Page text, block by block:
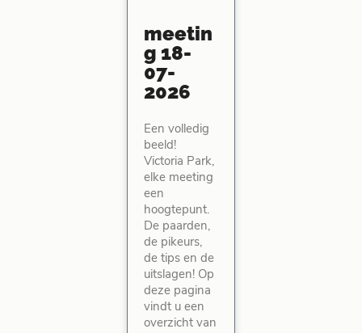
meetin
g 18-
07-
2026
Een volledig
beeld!
Victoria Park,
elke meeting
een
hoogtepunt.
De paarden,
de pikeurs,
de tips en de
uitslagen! Op
deze pagina
vindt u een
overzicht van